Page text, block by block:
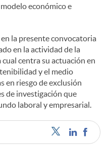
económico e
la presente convocatoria
en la actividad de la
centra su actuación en
y el medio
en riesgo de exclusión
de investigación que
laboral y empresarial.